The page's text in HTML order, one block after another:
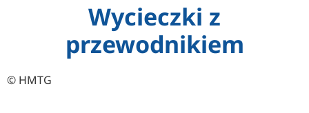
Wycieczki z
przewodnikiem
© HMTG